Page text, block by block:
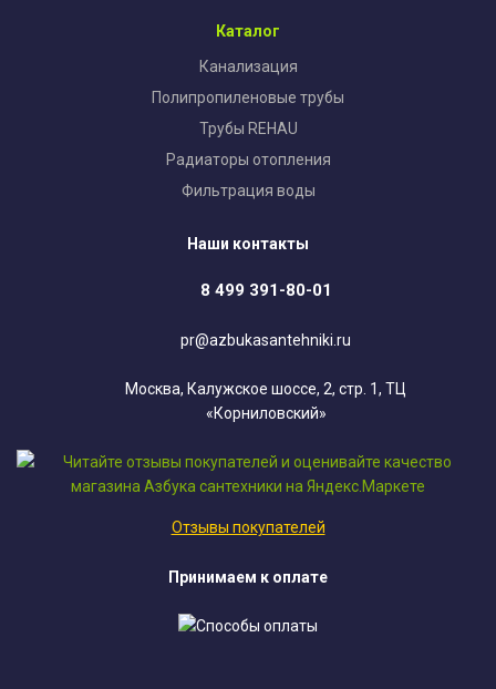
Каталог
Канализация
Полипропиленовые трубы
Трубы REHAU
Радиаторы отопления
Фильтрация воды
Наши контакты
8 499 391-80-01
pr@azbukasantehniki.ru
Москва, Калужское шоссе, 2, стр. 1, ТЦ
«Корниловский»
Отзывы покупателей
Принимаем к оплате